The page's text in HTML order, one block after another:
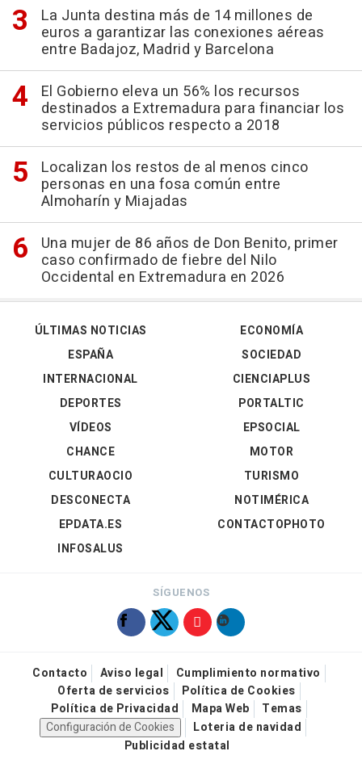
La Junta destina más de 14 millones de
euros a garantizar las conexiones aéreas
entre Badajoz, Madrid y Barcelona
El Gobierno eleva un 56% los recursos
destinados a Extremadura para financiar los
servicios públicos respecto a 2018
Localizan los restos de al menos cinco
personas en una fosa común entre
Almoharín y Miajadas
Una mujer de 86 años de Don Benito, primer
caso confirmado de fiebre del Nilo
Occidental en Extremadura en 2026
ÚLTIMAS NOTICIAS
ESPAÑA
INTERNACIONAL
DEPORTES
VÍDEOS
ECONOMÍA
SOCIEDAD
CIENCIAPLUS
PORTALTIC
EPSOCIAL
CHANCE
CULTURAOCIO
DESCONECTA
EPDATA.ES
INFOSALUS
MOTOR
TURISMO
NOTIMÉRICA
CONTACTOPHOTO
SÍGUENOS
Contacto Aviso legal
Cumplimiento normativo
Oferta de servicios
Política de Cookies
Política de Privacidad
Mapa Web
Temas
Configuración de Cookies
Loteria de navidad
Publicidad estatal